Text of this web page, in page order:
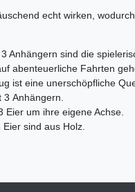
echt wirken,
Anhängern sind die
abenteuerliche Fahrten
ist eine unerschöpfliche
Anhängern.
um ihre eigene Achse.
sind aus Holz.